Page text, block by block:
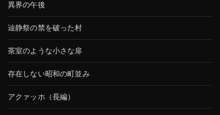
異界の午後
辿静祭の禁を破った村
茶室のような小さな扉
存在しない昭和の町並み
アクァッホ（長編）